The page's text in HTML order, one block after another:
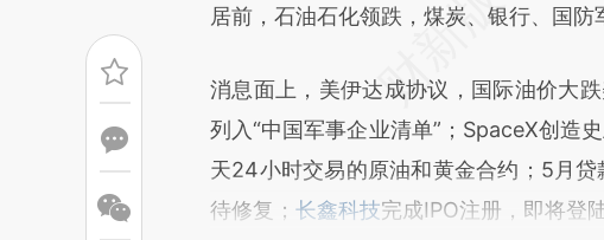
居前，石油石化领跌，煤炭、银行、国防
消息面上，美伊达成协议，国际油价大
列入“中国军事企业清单”；SpaceX创造
天24小时交易的原油和黄金合约；5月
待修复； 长鑫科技完成IPO注册，即将登